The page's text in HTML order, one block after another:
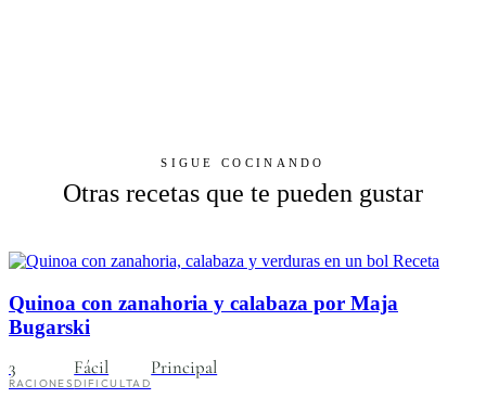
SIGUE COCINANDO
Otras recetas que te pueden gustar
Receta
Quinoa con zanahoria y calabaza por Maja
Bugarski
3
RACIONES
Fácil
DIFICULTAD
Principal